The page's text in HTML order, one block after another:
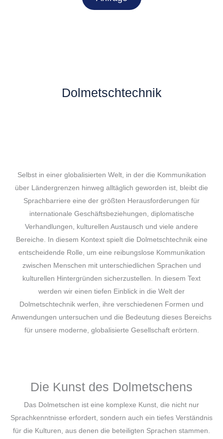
Dolmetschtechnik
Selbst in einer globalisierten Welt, in der die Kommunikation
über Ländergrenzen hinweg alltäglich geworden ist, bleibt die
Sprachbarriere eine der größten Herausforderungen für
internationale Geschäftsbeziehungen, diplomatische
Verhandlungen, kulturellen Austausch und viele andere
Bereiche. In diesem Kontext spielt die Dolmetschtechnik eine
entscheidende Rolle, um eine reibungslose Kommunikation
zwischen Menschen mit unterschiedlichen Sprachen und
kulturellen Hintergründen sicherzustellen. In diesem Text
werden wir einen tiefen Einblick in die Welt der
Dolmetschtechnik werfen, ihre verschiedenen Formen und
Anwendungen untersuchen und die Bedeutung dieses Bereichs
für unsere moderne, globalisierte Gesellschaft erörtern.
Die Kunst des Dolmetschens
Das Dolmetschen ist eine komplexe Kunst, die nicht nur
Sprachkenntnisse erfordert, sondern auch ein tiefes Verständnis
für die Kulturen, aus denen die beteiligten Sprachen stammen.